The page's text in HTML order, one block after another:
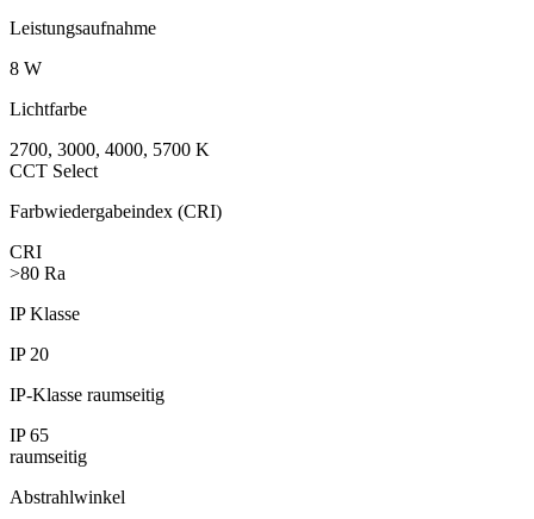
Leistungs­aufnahme
8 W
Lichtfarbe
2700, 3000, 4000, 5700 K
CCT Select
Farbwieder­gabeindex (CRI)
CRI
>80 Ra
IP Klasse
IP 20
IP-Klasse raumseitig
IP 65
raumseitig
Abstrahl­winkel